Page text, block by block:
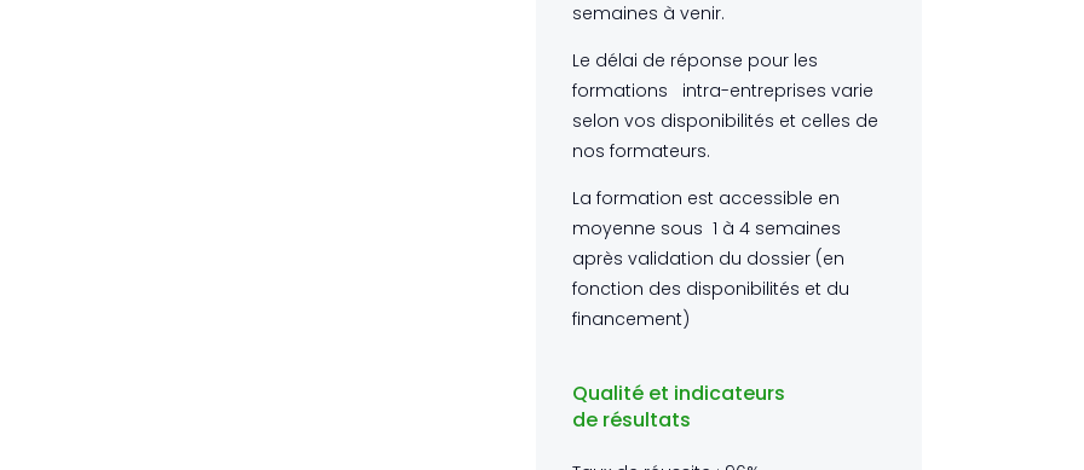
semaines à venir.
Le délai de réponse pour les
formations intra-entreprises varie
selon vos disponibilités et celles de
nos formateurs.
La formation est accessible en
moyenne sous 1 à 4 semaines
après validation du dossier (en
fonction des disponibilités et du
financement)
Qualité et indicateurs
de résultats